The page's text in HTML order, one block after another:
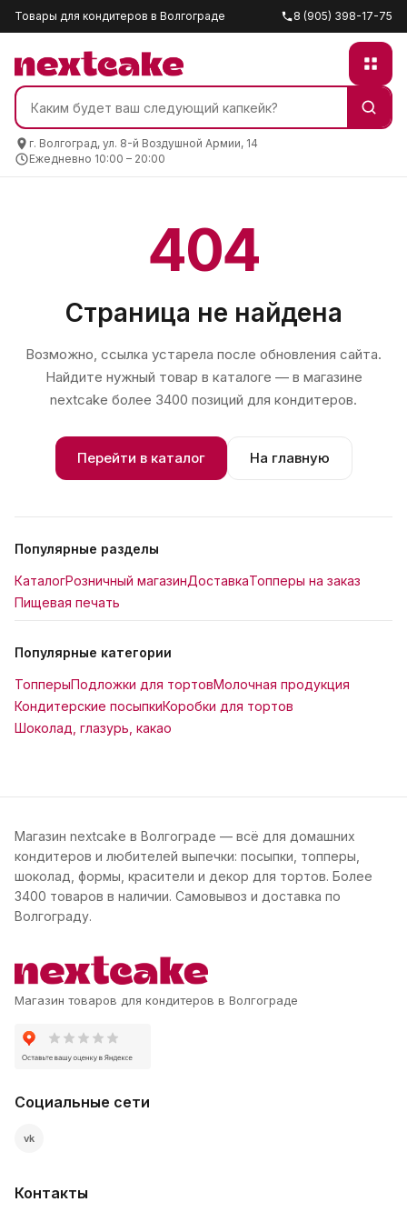
Товары для кондитеров в Волгограде 8 (905) 398-17-75
г. Волгоград, ул. 8-й Воздушной Армии, 14
Ежедневно 10:00 – 20:00
404
Страница не найдена
Возможно, ссылка устарела после обновления сайта.
Найдите нужный товар в каталоге — в магазине
nextcake более 3400 позиций для кондитеров.
Перейти в каталог На главную
Популярные разделы
КаталогРозничный магазинДоставкаТопперы на заказ
Пищевая печать
Популярные категории
ТопперыПодложки для тортовМолочная продукция
Кондитерские посыпкиКоробки для тортов
Шоколад, глазурь, какао
Магазин nextcake в Волгограде — всё для домашних
кондитеров и любителей выпечки: посыпки, топперы,
шоколад, формы, красители и декор для тортов. Более
3400 товаров в наличии. Самовывоз и доставка по
Волгограду.
Магазин товаров для кондитеров в Волгограде
Социальные сети
vk
Контакты